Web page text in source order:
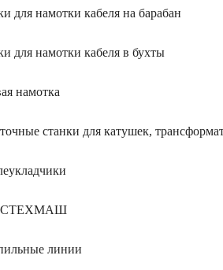
для намотки кабеля на барабан
для намотки кабеля в бухты
намотка
станки для катушек,
линии